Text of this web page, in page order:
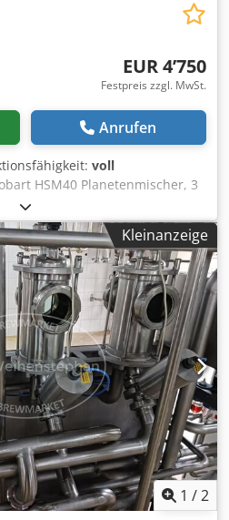
EUR 4’750
Festpreis zzgl. MwSt.
Anrufen
voll
HSM40 Planetenmischer, 3
Dnpopfx Amgsf Preis: 4.750
Kleinanzeige
1 /2